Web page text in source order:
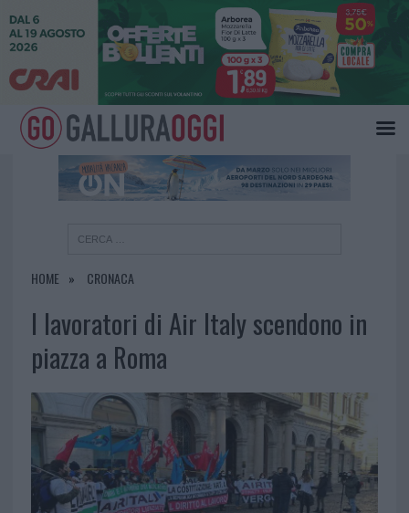
HOME CRONACA
I lavoratori di Air Italy scendono in
piazza a Roma
×